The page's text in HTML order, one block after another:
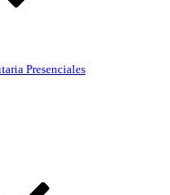
Presenciales